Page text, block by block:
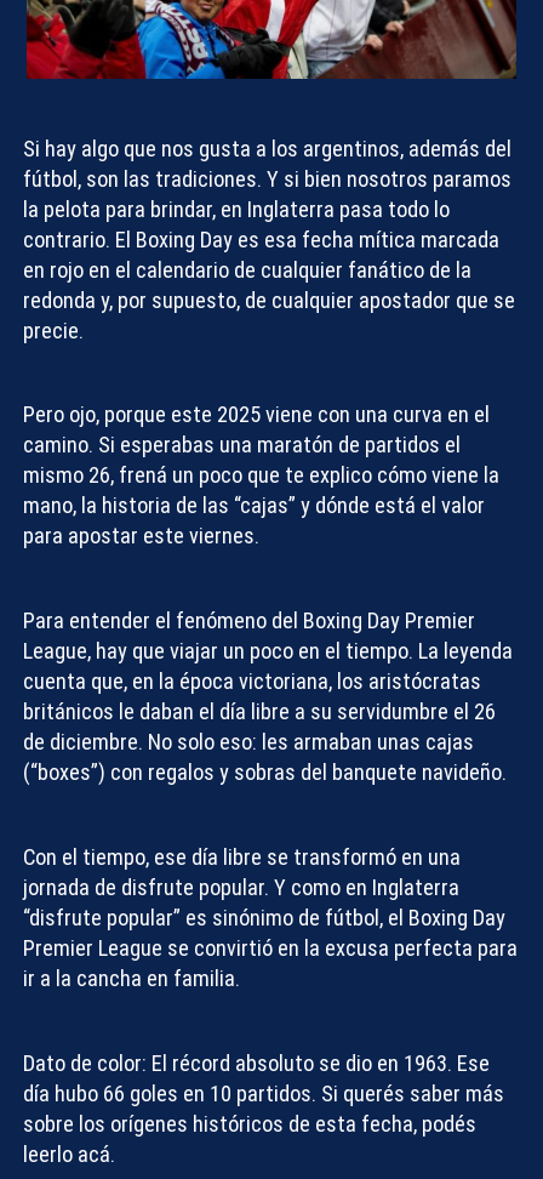
Si hay algo que nos gusta a los argentinos, además del
fútbol, son las tradiciones. Y si bien nosotros paramos
la pelota para brindar, en Inglaterra pasa todo lo
contrario. El Boxing Day es esa fecha mítica marcada
en rojo en el calendario de cualquier fanático de la
redonda y, por supuesto, de cualquier apostador que se
precie.
Pero ojo, porque este 2025 viene con una curva en el
camino. Si esperabas una maratón de partidos el
mismo 26, frená un poco que te explico cómo viene la
mano, la historia de las “cajas” y dónde está el valor
para apostar este viernes.
Para entender el fenómeno del Boxing Day Premier
League, hay que viajar un poco en el tiempo. La leyenda
cuenta que, en la época victoriana, los aristócratas
británicos le daban el día libre a su servidumbre el 26
de diciembre. No solo eso: les armaban unas cajas
(“boxes”) con regalos y sobras del banquete navideño.
Con el tiempo, ese día libre se transformó en una
jornada de disfrute popular. Y como en Inglaterra
“disfrute popular” es sinónimo de fútbol, el Boxing Day
Premier League se convirtió en la excusa perfecta para
ir a la cancha en familia.
Dato de color: El récord absoluto se dio en 1963. Ese
día hubo 66 goles en 10 partidos. Si querés saber más
sobre los orígenes históricos de esta fecha, podés
leerlo acá.